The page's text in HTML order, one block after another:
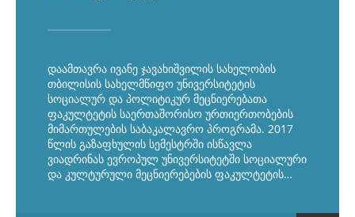
დაამთავრა ივანე ჯავახიშვილის სახელობის
თბილისის სახელმწიფო უნივერსიტეტის
სოციალურ და პოლიტიკურ მეცნიერებათა
ფაკულტეტის საერთაშორისო ურთიერთობების
მიმართულების საბაკალავრო პროგრამა. 2017
წლის გაზაფხულის სემესტრში ისწავლა
ვიადრინას ევროპულ უნივერსიტეტში სოციალური
და კულტურული მეცნიერებების ფაკულტეტის…